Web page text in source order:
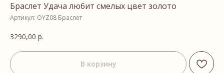
Браслет Удача любит смелых цвет золото
Артикул: OYZ08 Браслет
3290,00 р.
В корзину